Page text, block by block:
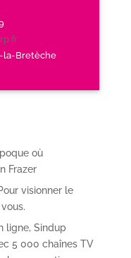
la-Bretèche
où
Frazer
visionner le
ligne, Sindup
5 000 chaînes TV